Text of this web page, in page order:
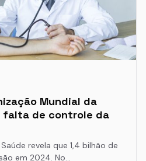
Mundial da
falta de controle da
revela que 1,4 bilhão de
em 2024. No…